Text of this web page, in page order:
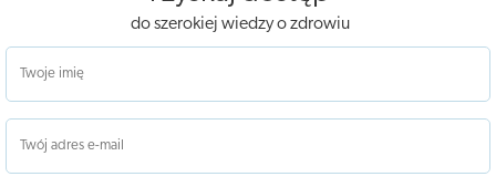
do szerokiej wiedzy o zdrowiu